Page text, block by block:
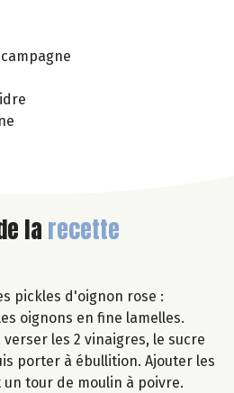
larecette
pickles d'oignon rose :
oignons en fine lamelles.
verser les 2 vinaigres, le sucre
porter à ébullition. Ajouter les
tour de moulin à poivre.